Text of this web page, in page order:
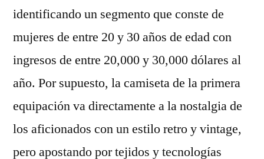
identificando un segmento que conste de
mujeres de entre 20 y 30 años de edad con
ingresos de entre 20,000 y 30,000 dólares al
año. Por supuesto, la camiseta de la primera
equipación va directamente a la nostalgia de
los aficionados con un estilo retro y vintage,
pero apostando por tejidos y tecnologías